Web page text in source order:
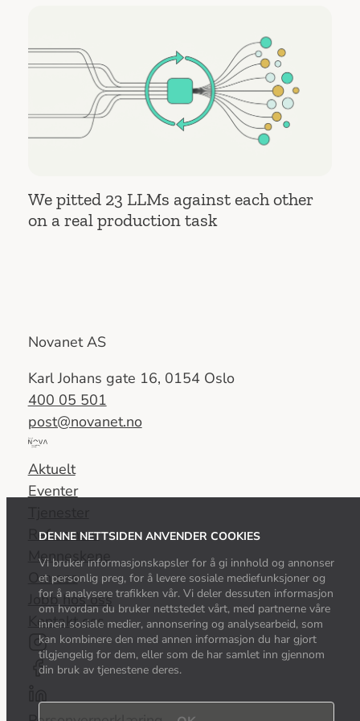
DENNE NETTSIDEN ANVENDER COOKIES
Vi bruker informasjonskapsler for å gi innhold og annonser
et personlig preg, for å levere sosiale mediefunksjoner og
for å analysere trafikken vår. Vi deler dessuten informasjon
om hvordan du bruker nettstedet vårt, med partnerne våre
innen sosiale medier, annonsering og analysearbeid, som
kan kombinere den med annen informasjon du har gjort
tilgjengelig for dem, eller som de har samlet inn gjennom
din bruk av tjenestene deres.
We pitted 23 LLMs against each other
on a real production task
Novanet AS
Karl Johans gate 16, 0154 Oslo
400 05 501
post@novanet.no
Del
av
Nova
Group
Aktuelt
Eventer
Referanser
Menneskene
Om oss
Jobb hos oss
Kontakt oss